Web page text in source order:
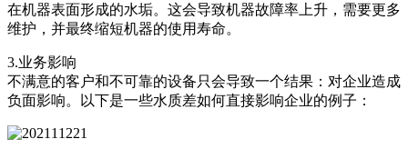
在机器表面形成的水垢。这会导致机器故障率上升，需要更多
维护，并最终缩短机器的使用寿命。
3.业务影响
不满意的客户和不可靠的设备只会导致一个结果：对企业造成
负面影响。以下是一些水质差如何直接影响企业的例子：